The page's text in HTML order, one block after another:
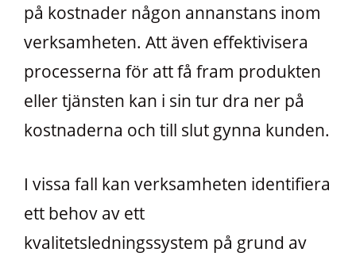
på kostnader någon annanstans inom
verksamheten. Att även effektivisera
processerna för att få fram produkten
eller tjänsten kan i sin tur dra ner på
kostnaderna och till slut gynna kunden.
I vissa fall kan verksamheten identifiera
ett behov av ett
kvalitetsledningssystem på grund av